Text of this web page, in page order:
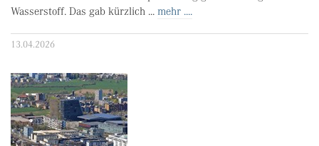
Wasserstoff. Das gab kürzlich ... mehr ....
13.04.2026